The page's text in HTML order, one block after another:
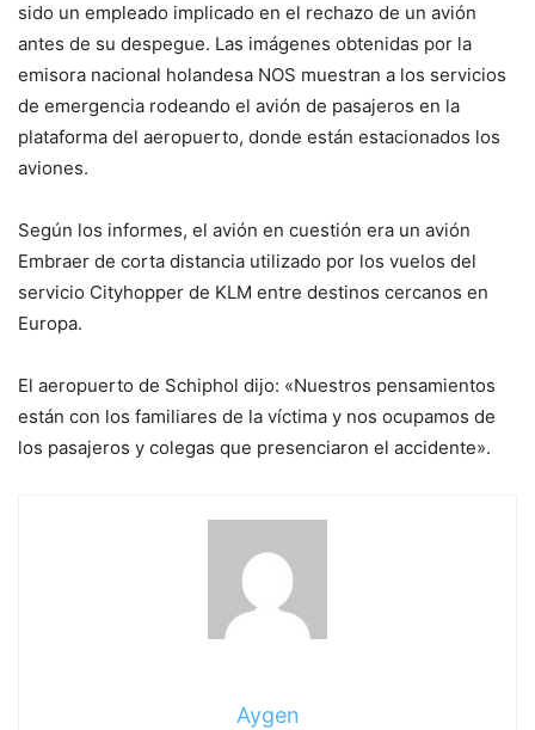
sido un empleado implicado en el rechazo de un avión
antes de su despegue. Las imágenes obtenidas por la
emisora ​​nacional holandesa NOS muestran a los servicios
de emergencia rodeando el avión de pasajeros en la
plataforma del aeropuerto, donde están estacionados los
aviones.
Según los informes, el avión en cuestión era un avión
Embraer de corta distancia utilizado por los vuelos del
servicio Cityhopper de KLM entre destinos cercanos en
Europa.
El aeropuerto de Schiphol dijo: «Nuestros pensamientos
están con los familiares de la víctima y nos ocupamos de
los pasajeros y colegas que presenciaron el accidente».
Aygen